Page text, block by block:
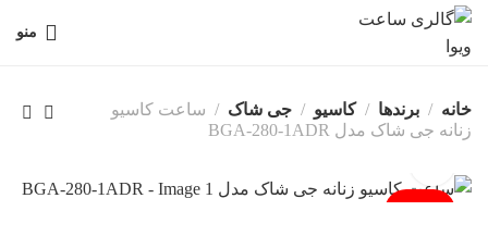
منو
خانه برندها کاسیو جی شاک
ساعت کاسیو
زنانه جی شاک مدل BGA-280-1ADR